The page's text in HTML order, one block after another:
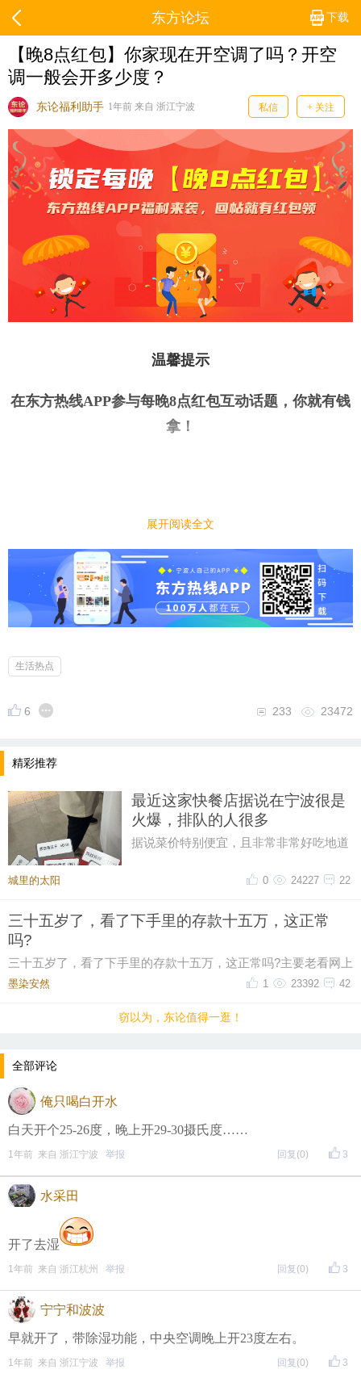
下载
东方论坛
【晚8点红包】你家现在开空调了吗？开空
调一般会开多少度？
东论福利助手 1年前 来自 浙江宁波 私信 + 关注
温馨提示
在东方热线APP参与每晚8点红包互动话题，你就有钱
拿 ！
｜今日话题｜
你家现在开空调了吗？开空调一般会开多少度？
小编先来：
有的人家里还没有开空调，你家现在开空调了吗？开
提示：回复之后就能看到红包，点击下方“开”即可领
• 福利时间
每晚20:00准时开始！（红包领完截止）
红包帖分享此帖至朋友圈或好友，有机会获得更多红
包。
• 参与方式
一、评论主题内容即可领取红包！
二、分享主题帖，阅读数达到5个即可领取红包！
（必须在手机客户端参与哦！请注意下方参与方式
↓）
展开阅读全文
生活热点
6 23472
233
精彩推荐
最近这家快餐店据说在宁波很是
火爆，排队的人很多
据说菜价特别便宜，且非常非常好吃地道
城里的太阳 22
24227
0
三十五岁了，看了下手里的存款十五万，这正常
吗?
三十五岁了，看了下手里的存款十五万，这正常吗?主要老看网上
有人说这个年纪起码五十万起步，我身边有些朋
墨染安然ゝ 42
23392
1
窃以为，东论值得一逛！
全部评论
俺只喝白开水
白天开个25-26度，晚上开29-30摄氏度……
3
1年前 来自 浙江宁波 举报 回复 (0)
水采田
开了去湿
3
1年前 来自 浙江杭州 举报 回复 (0)
宁宁和波波
早就开了，带除湿功能，中央空调晚上开23度左右。
3
1年前 来自 浙江宁波 举报 回复 (0)